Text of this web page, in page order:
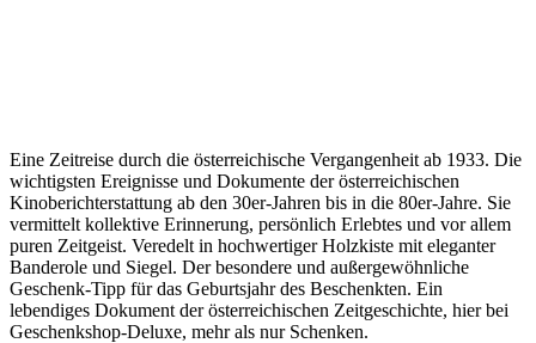
Eine Zeitreise durch die österreichische Vergangenheit ab 1933. Die
wichtigsten Ereignisse und Dokumente der österreichischen
Kinoberichterstattung ab den 30er-Jahren bis in die 80er-Jahre. Sie
vermittelt kollektive Erinnerung, persönlich Erlebtes und vor allem
puren Zeitgeist. Veredelt in hochwertiger Holzkiste mit eleganter
Banderole und Siegel. Der besondere und außergewöhnliche
Geschenk-Tipp für das Geburtsjahr des Beschenkten. Ein
lebendiges Dokument der österreichischen Zeitgeschichte, hier bei
Geschenkshop-Deluxe, mehr als nur Schenken.